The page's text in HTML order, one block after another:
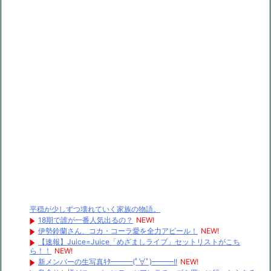
平穏が少しずつ壊れていく家族の物語。
18期で誰が一番人気出るの？ NEW!
伊勢鈴蘭さん、コカ・コーラ愛を全力アピール！
NEW!
【速報】Juice=Juice「めざましライブ」セットリストがこち
ら！！
NEW!
新メンバーの生写真ｷﾀ━━━(ﾟ∀ﾟ)━━━!! NEW!